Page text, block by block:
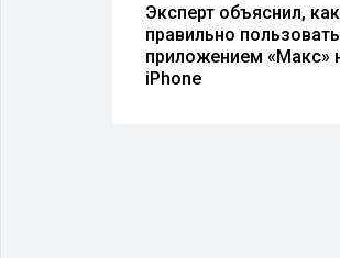
Эксперт объяснил, как
правильно
приложением «Макс»
iPhone